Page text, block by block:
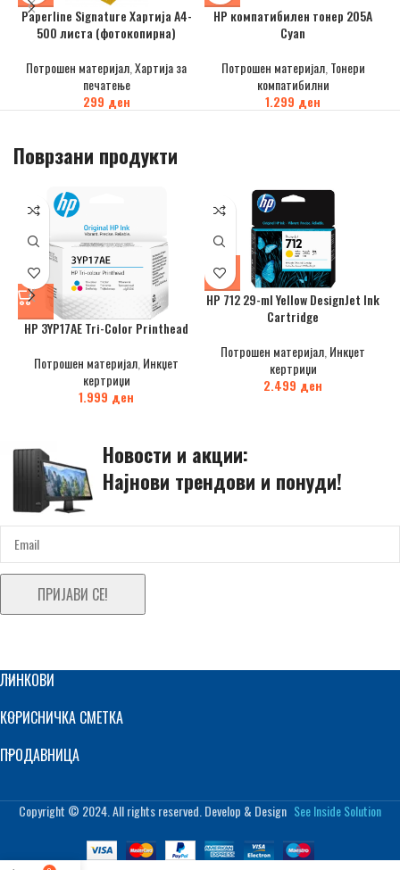
Paperline Signature Хартија А4-
500 листа (фотокопирна)
Потрошен материјал ,Хартија за
печатење
299 ден
НР компатибилен тонер 205A
Cyan
Потрошен материјал, Тонери
компатибилни
1.299 ден
Поврзани продукти
HP 3YP17AE Tri-Color Printhead
Потрошен материјал Инкџет
кертриџи
1.999 ден
HP 712 29-ml Yellow DesignJet Ink
Cartridge
Потрошен материјал Инкџет
кертриџи
2.499 ден
Новости и акции:
Најнови трендови и понуди!
ПРИЈАВИ СЕ!
ЛИНКОВИ
КОРИСНИЧКА СМЕТКА
ПРОДАВНИЦА
Copyright © 2024. All rights reserved. Develop & Design See Inside Solution